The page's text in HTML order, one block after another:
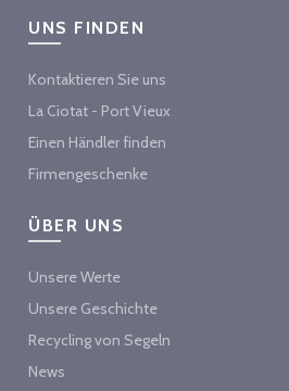
UNS FINDEN
Kontaktieren Sie uns
La Ciotat - Port Vieux
Einen Händler finden
Firmengeschenke
ÜBER UNS
Unsere Werte
Unsere Geschichte
Recycling von Segeln
News